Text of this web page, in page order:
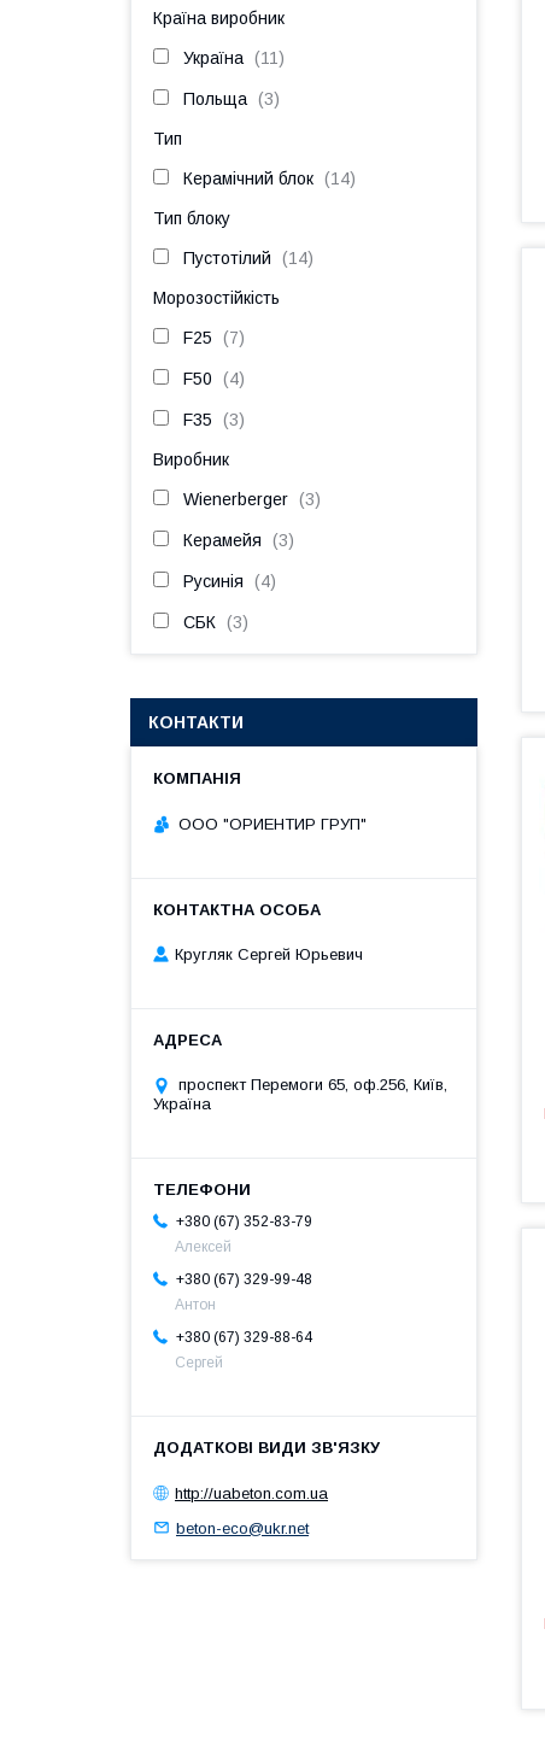
Країна виробник
Україна 11
Польща 3
Тип
Керамічний блок 14
Тип блоку
Пустотілий 14
Морозостійкість
F25 7
F50 4
F35 3
Виробник
Wienerberger 3
Керамейя 3
Русинія 4
СБК 3
КОНТАКТИ
ООО "ОРИЕНТИР ГРУП"
Кругляк Сергей Юрьевич
проспект Перемоги 65, оф.256, Київ,
Україна
+380 (67) 352-83-79
Алексей
+380 (67) 329-99-48
Антон
+380 (67) 329-88-64
Сергей
http://uabeton.com.ua
beton-eco@ukr.net